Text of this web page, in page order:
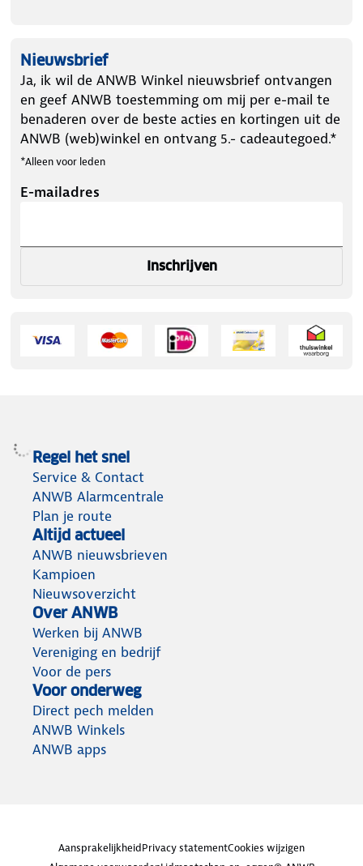
Nieuwsbrief
Ja, ik wil de ANWB Winkel nieuwsbrief ontvangen
en geef ANWB toestemming om mij per e-mail te
benaderen over de beste acties en kortingen uit de
ANWB (web)winkel en ontvang 5.- cadeautegoed.*
*Alleen voor leden
E-mailadres
Inschrijven
Regel het snel
Service & Contact
ANWB Alarmcentrale
Plan je route
Altijd actueel
ANWB nieuwsbrieven
Kampioen
Nieuwsoverzicht
Over ANWB
Werken bij ANWB
Vereniging en bedrijf
Voor de pers
Voor onderweg
Direct pech melden
ANWB Winkels
ANWB apps
AansprakelijkheidPrivacy statementCookies wijzigen